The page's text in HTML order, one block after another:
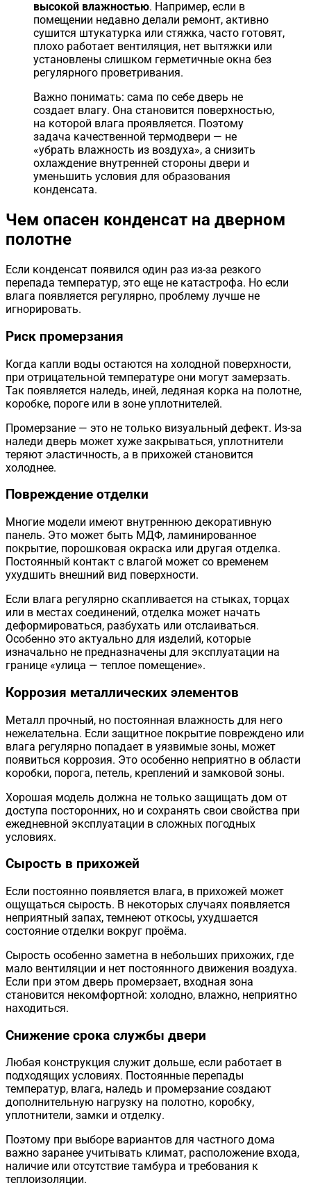
высокой влажностью. Например, если в
помещении недавно делали ремонт, активно
сушится штукатурка или стяжка, часто готовят,
плохо работает вентиляция, нет вытяжки или
установлены слишком герметичные окна без
регулярного проветривания.
Важно понимать: сама по себе дверь не
создает влагу. Она становится поверхностью,
на которой влага проявляется. Поэтому
задача качественной термодвери — не
«убрать влажность из воздуха», а снизить
охлаждение внутренней стороны двери и
уменьшить условия для образования
конденсата.
Чем опасен конденсат на дверном
полотне
Если конденсат появился один раз из-за резкого
перепада температур, это еще не катастрофа. Но если
влага появляется регулярно, проблему лучше не
игнорировать.
Риск промерзания
Когда капли воды остаются на холодной поверхности,
при отрицательной температуре они могут замерзать.
Так появляется наледь, иней, ледяная корка на полотне,
коробке, пороге или в зоне уплотнителей.
Промерзание — это не только визуальный дефект. Из-за
наледи дверь может хуже закрываться, уплотнители
теряют эластичность, а в прихожей становится
холоднее.
Повреждение отделки
Многие модели имеют внутреннюю декоративную
панель. Это может быть МДФ, ламинированное
покрытие, порошковая окраска или другая отделка.
Постоянный контакт с влагой может со временем
ухудшить внешний вид поверхности.
Если влага регулярно скапливается на стыках, торцах
или в местах соединений, отделка может начать
деформироваться, разбухать или отслаиваться.
Особенно это актуально для изделий, которые
изначально не предназначены для эксплуатации на
границе «улица — теплое помещение».
Коррозия металлических элементов
Металл прочный, но постоянная влажность для него
нежелательна. Если защитное покрытие повреждено или
влага регулярно попадает в уязвимые зоны, может
появиться коррозия. Это особенно неприятно в области
коробки, порога, петель, креплений и замковой зоны.
Хорошая модель должна не только защищать дом от
доступа посторонних, но и сохранять свои свойства при
ежедневной эксплуатации в сложных погодных
условиях.
Сырость в прихожей
Если постоянно появляется влага, в прихожей может
ощущаться сырость. В некоторых случаях появляется
неприятный запах, темнеют откосы, ухудшается
состояние отделки вокруг проёма.
Сырость особенно заметна в небольших прихожих, где
мало вентиляции и нет постоянного движения воздуха.
Если при этом дверь промерзает, входная зона
становится некомфортной: холодно, влажно, неприятно
находиться.
Снижение срока службы двери
Любая конструкция служит дольше, если работает в
подходящих условиях. Постоянные перепады
температур, влага, наледь и промерзание создают
дополнительную нагрузку на полотно, коробку,
уплотнители, замки и отделку.
Поэтому при выборе вариантов для частного дома
важно заранее учитывать климат, расположение входа,
наличие или отсутствие тамбура и требования к
теплоизоляции.